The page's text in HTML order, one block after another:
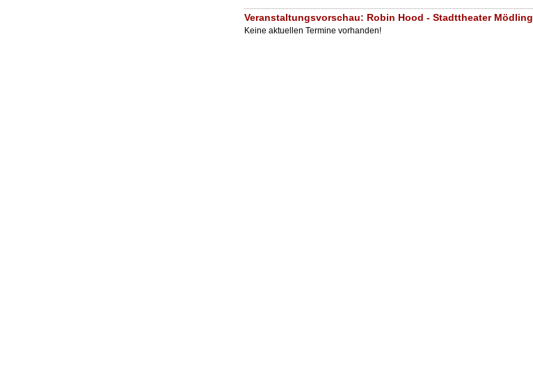
Veranstaltungsvorschau: Robin Hood - Stadttheater Mödling
Keine aktuellen Termine vorhanden!